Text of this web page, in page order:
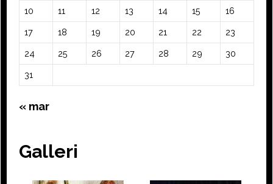
10 11 12 13 14 15 16
17 18 19 20 21 22 23
24 25 26 27 28 29 30
31
« mar
Galleri